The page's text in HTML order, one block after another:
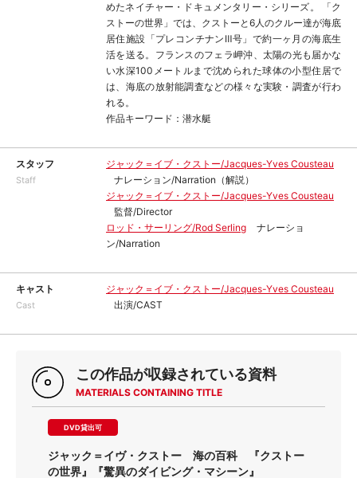
めたネイチャー・ドキュメンタリー・シリーズ。 「ク
ストーの世界」では、クストーと6人のクルー達が海底
居住施設「プレコンチナンⅢ号」で約一ヶ月の海底生
活を送る。フランスのフェラ岬沖、太陽の光も届かな
い水深100メートルまで沈められた球体の小型住居で
は、海底の放射能調査などの様々な実験・調査が行わ
れる。
作品キーワード：潜水艇
スタッフ
Staff
ジャック＝イブ・クストー/Jacques-Yves Cousteau
ナレーション/Narration（解説）
ジャック＝イブ・クストー/Jacques-Yves Cousteau
監督/Director
ロッド・サーリング/Rod Serling
ナレーショ
ン/Narration
キャスト
Cast
ジャック＝イブ・クストー/Jacques-Yves Cousteau
出演/CAST
この作品が収録されている資料
MATERIALS CONTAINING TITLE
DVD貸出可
ジャック＝イヴ・クストー 海の百科 『クストー
の世界』『驚異のダイビング・マシーン』